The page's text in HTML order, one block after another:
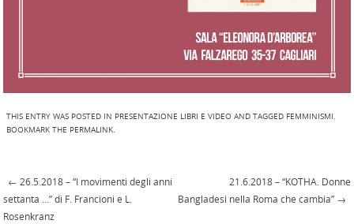
THIS ENTRY WAS POSTED IN PRESENTAZIONE LIBRI E VIDEO AND TAGGED FEMMINISMI.
BOOKMARK THE PERMALINK.
Post navigation
← 26.5.2018 – “I movimenti degli anni
settanta …” di F. Francioni e L.
Rosenkranz
21.6.2018 – “KOTHA. Donne
Bangladesi nella Roma che cambia” →